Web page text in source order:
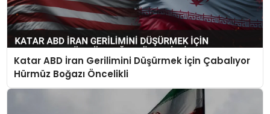
Katar ABD İran Gerilimini Düşürmek İçin Çabalıyor
Hürmüz Boğazı Öncelikli